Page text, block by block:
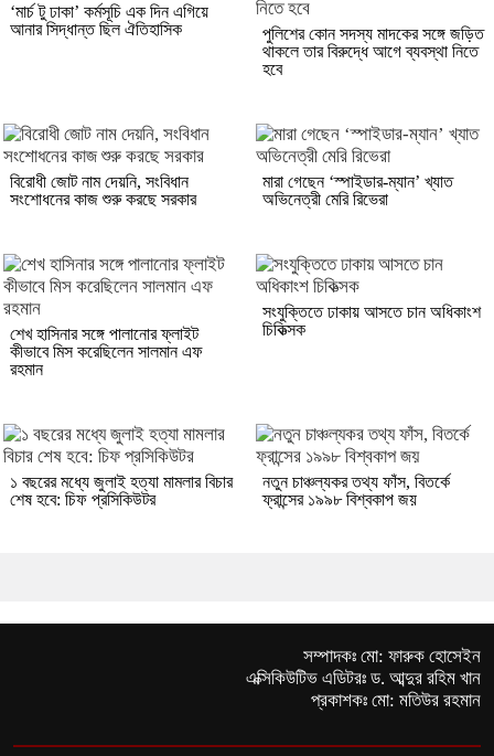
‘মার্চ টু ঢাকা’ কর্মসূচি এক দিন এগিয়ে
আনার সিদ্ধান্ত ছিল ঐতিহাসিক
পুলিশের কোন সদস্য মাদকের সঙ্গে জড়িত
থাকলে তার বিরুদ্ধে আগে ব্যবস্থা নিতে
হবে
বিরোধী জোট নাম দেয়নি, সংবিধান
সংশোধনের কাজ শুরু করছে সরকার
মারা গেছেন ‘স্পাইডার-ম্যান’ খ্যাত
অভিনেত্রী মেরি রিভেরা
শেখ হাসিনার সঙ্গে পালানোর ফ্লাইট
কীভাবে মিস করেছিলেন সালমান এফ
রহমান
সংযুক্তিতে ঢাকায় আসতে চান অধিকাংশ
চিকিত্সক
১ বছরের মধ্যে জুলাই হত্যা মামলার বিচার
শেষ হবে: চিফ প্রসিকিউটর
নতুন চাঞ্চল্যকর তথ্য ফাঁস, বিতর্কে
ফ্রান্সের ১৯৯৮ বিশ্বকাপ জয়
সম্পাদকঃ মো: ফারুক হোসেইন
এক্সিকিউটিভ এডিটরঃ ড. আব্দুর রহিম খান
প্রকাশকঃ মো: মতিউর রহমান